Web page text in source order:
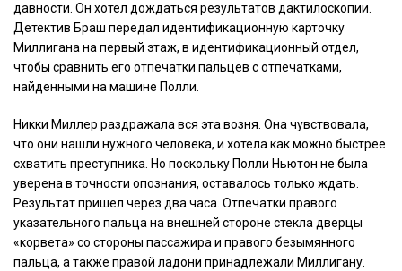
давности. Он хотел дождаться результатов дактилоскопии.
Детектив Браш передал идентификационную карточку
Миллигана на первый этаж, в идентификационный отдел,
чтобы сравнить его отпечатки пальцев с отпечатками,
найденными на машине Полли.
Никки Миллер раздражала вся эта возня. Она чувствовала,
что они нашли нужного человека, и хотела как можно быстрее
схватить преступника. Но поскольку Полли Ньютон не была
уверена в точности опознания, оставалось только ждать.
Результат пришел через два часа. Отпечатки правого
указательного пальца на внешней стороне стекла дверцы
«корвета» со стороны пассажира и правого безымянного
пальца, а также правой ладони принадлежали Миллигану.